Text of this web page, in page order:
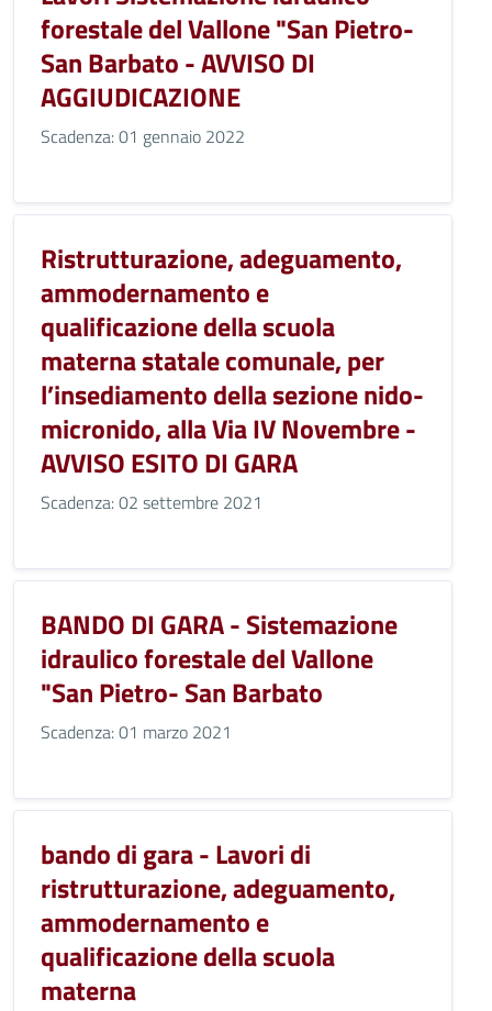
forestale del Vallone "San Pietro-
San Barbato - AVVISO DI
AGGIUDICAZIONE
Scadenza: 01 gennaio 2022
Ristrutturazione, adeguamento,
ammodernamento e
qualificazione della scuola
materna statale comunale, per
l’insediamento della sezione nido-
micronido, alla Via IV Novembre -
AVVISO ESITO DI GARA
Scadenza: 02 settembre 2021
BANDO DI GARA - Sistemazione
idraulico forestale del Vallone
"San Pietro- San Barbato
Scadenza: 01 marzo 2021
bando di gara - Lavori di
ristrutturazione, adeguamento,
ammodernamento e
qualificazione della scuola
materna